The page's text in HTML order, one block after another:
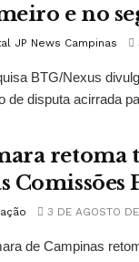
e no
JP News Campinas
BTG/Nexus
de disputa acirrada
retoma
Comissões
3 DE AGOSTO
de Campinas